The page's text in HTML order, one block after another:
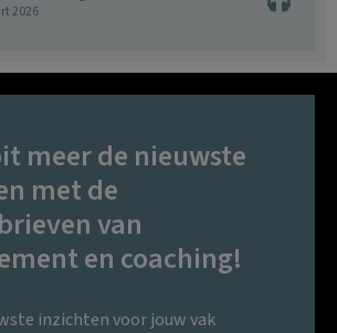
2026
meer de nieuwste
met de
van
en coaching!
inzichten voor jouw vak